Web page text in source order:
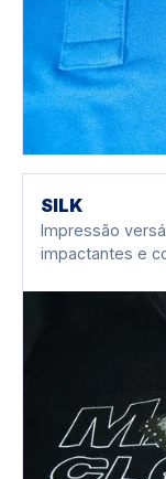
SILK
Impressão
impactantes e